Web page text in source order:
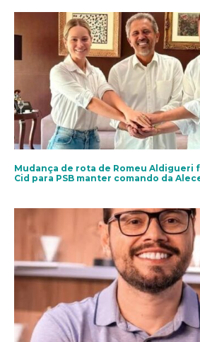
Mudança de rota de Romeu Aldigueri
Cid para PSB manter comando da